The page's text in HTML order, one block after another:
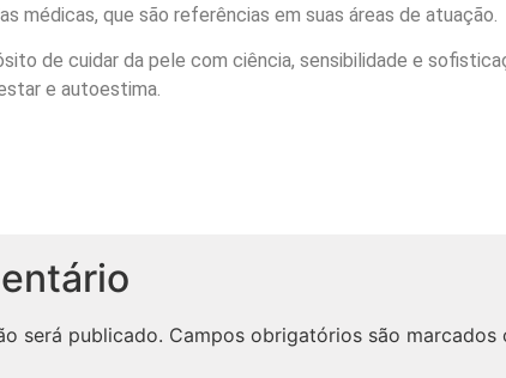
médicas, que são referências em suas áreas de atuação.
de cuidar da pele com ciência, sensibilidade e
e autoestima.
será publicado. Campos obrigatórios são marcados